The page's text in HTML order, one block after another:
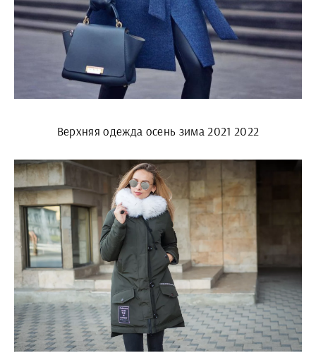
Верхняя одежда осень зима 2021 2022